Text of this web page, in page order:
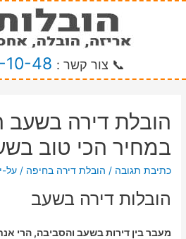
📞 צור קשר : 10-48
הובלת דירה בשעב
במחיר הכי טוב
כתיבת תגובה / הובלת דירה בחיפה / על-
הובלות דירה בשעב
מעבר בין דירות בשעב והסביבה, הרי